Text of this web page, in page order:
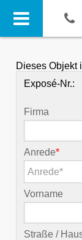
Dieses Objekt
Exposé-Nr.:
Firma
Anrede*
Anrede*
Vorname
Straße /